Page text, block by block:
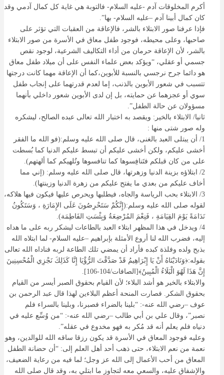
أكرم المخلوقات آدم -عليه السلام- فالتوبة هي غاية كل كمال آدمي وقد
كان كمال أبينا آدم –عليه السلام- بها”.
فإذا عرفنا صور الابتلاء بالشر، فالإعاقة من العقبات التي تؤثر على
صاحبها، وعلى محيطه، فوجود طفل معاق في الأسرة من صور الابتلاء
بالشر، لأن الإعاقة حرمان من أداء التكاليف الشرعية، لوجود نقص
جسمي أو عقلي، “ويؤكد بعض علماء النفس على أن ميلاد طفل معاق
هو دائما جرح نرجسي بالنسبة للأبوين،كما أن الإعاقة مهما كانت درجتها
تتسبب في شعور الأبوين بالذنب، إما لعدم قدرتهما على إنجاب طفل
سوي أو عجزهما عن حمايته، بل إن لدى الأبوين شعور داخلي بأنهما
مسؤولان عن حالة الطفل”.
ثانيا/ الابتلاء بالخير: ويقصد به اختبار الله تعالى عبده الصالح، ليشكره
وله صور شتى منها :
1/ أن يبتلى العبد بالغنى، قال صلى الله عليه وسلم:(فو الله ما الفقر
أخشى عليكم، ولكن أخشى عليكم أن تبسط عليكم الدنيا كما بُسطت
على من كان قبلكم فتَنافِسوها كما تنافسوها وتُلهيكم كما ألهتهم).
2/ ابتلاؤه بزينة الدنيا وزهرتها، قال صلى الله عليه وسلم: (إني مما
أخاف عليكم من بعدي ما يفتح عليكم من زهرة الدنيا وزينتها).
3/ الابتلاء بحب الرياسة والجاه، فيطلبها ويحرص عليها فيكون فيها هلاكه،
لقوله صلى الله عليه وسلم:(إِنَّكُمْ سَتَحْرِصُونَ عَلَى الإِمَارَةِ ، وَسَتَكُونُ
نَدَامَةً يَوْمَ القِيَامَةِ ، فَنِعْمَ المُرْضِعَةُ وَبِئْسَتِ الفَاطِمَة).
4/ ويدخل في هذا المظهر ابتلاء العبد بالطاعات ليشكر ربه على ما هداه
إليه، فضرب الله لنا أروع الأمثلة بإبراهيم –عليه السلام- لما ابتلاه الله
بذبح ولده وفلذة كبده فأراد أن يمضي تلك الطاعة لربه فناداه الله تعالى
بقوله:﴿وَنَادَيْنَاهُ أَنْ يَا إِبْرَاهِيمُ قَدْ صَدَّقْتَ الرُّؤْيَا إِنَّا كَذَلِكَ نَجْزِي الْمُحْسِنِينَ
إِنَّ هَذَا لَهُوَ الْبَلَاءُ الْمُبِينُ﴾[الصافات/104-106].
والابتلاء بالخير هو أشد البلاء؛ لأن القيام بحقوق الصبر أيسر من القيام
بحقوق الشكر. فصارت المنحة أعظم البلاءين لهذا قال عبد الرحمن بن
عوف –رضي الله عنه-: “بلينا بالضراء فصبرنا، وبلينا بالسراء فلم
نصبر”، وقال علي بن أبي طالب –رضي الله عنه-: “من وُسِّع عليه في
دنياه فلم يعلم أنه قد مُكر به فهو مخدوع في عقله”.
وعليه فوجود المعاق في الأسرة قد يكون رزقا ساقه الله للوالدين، وهو
نعمة من نعم الابتلاء، حتى ذهب أحد أهل العلم إلى: “أن حضانة الطفل
المعاق من أحب الأعمال إلى الله عز وجل؛ لما فيه من رعاية الضعيف،
والإشفاق عليه، والسعي معه لتجاوز ما ابتلي به، وقد قال صلى الله